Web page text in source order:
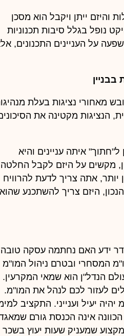
והיזם ייתן ויקבל הוא מסכן
נופל בגלל סיבות תכנוניות
על העניינים התכנונים,
מאחורי נציגות בעלת
התוכנית, הנציגות מקטינה את
איתה עניינים והיא
מקשים על היזם לקבל החלטה
אתה צריך לדעת להרוויח
היזם צריך להשתכנע שהוא
ידע האם נחתמה עסקה
המסחרי ובטרם ניהול המו"מ
הנדל"ן הוא שמאי המקרעין.
שמאים מנוסים שליוו פרויקטים בתמ"א 38 שיכולים לעזור לכם לנהל את המו"מ.
יעיל וענייני. התקציב
אינה הכנסת גורם
מקצוע שמעניק שעות יעוץ בשכר